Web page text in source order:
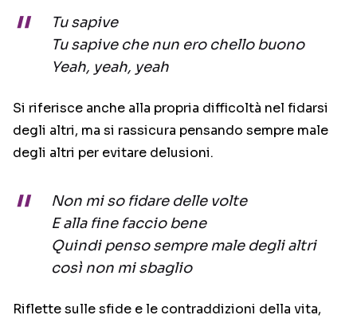
Tu sapive
Tu sapive che nun ero chello buono
Yeah, yeah, yeah
Si riferisce anche alla propria difficoltà nel fidarsi
degli altri, ma si rassicura pensando sempre male
degli altri per evitare delusioni.
Non mi so fidare delle volte
E alla fine faccio bene
Quindi penso sempre male degli altri
così non mi sbaglio
Riflette sulle sfide e le contraddizioni della vita,